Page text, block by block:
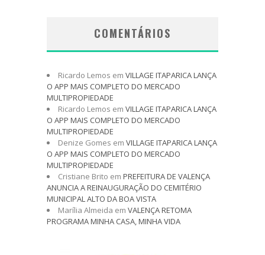
COMENTÁRIOS
Ricardo Lemos em VILLAGE ITAPARICA LANÇA
O APP MAIS COMPLETO DO MERCADO
MULTIPROPIEDADE
Ricardo Lemos em VILLAGE ITAPARICA LANÇA
O APP MAIS COMPLETO DO MERCADO
MULTIPROPIEDADE
Denize Gomes em VILLAGE ITAPARICA LANÇA
O APP MAIS COMPLETO DO MERCADO
MULTIPROPIEDADE
Cristiane Brito em PREFEITURA DE VALENÇA
ANUNCIA A REINAUGURAÇÃO DO CEMITÉRIO
MUNICIPAL ALTO DA BOA VISTA
Marília Almeida em VALENÇA RETOMA
PROGRAMA MINHA CASA, MINHA VIDA